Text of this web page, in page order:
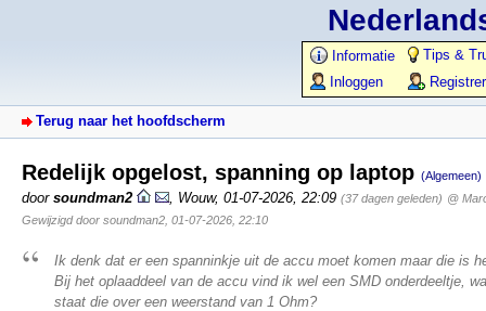
Informatie
Tips &
Inloggen
Terug naar het hoofdscherm
Redelijk opgelost, spanning op laptop (Algemeen)
door soundman2 Wouw, 01-07-2026, 22:09 (37 dagen geleden) @
Gewijzigd door soundman2, 01-07-2026, 22:10
Ik denk dat er een spanninkje uit de accu moet komen maar die is
Bij het oplaaddeel van de accu vind ik wel een SMD onderdeeltje,
staat die over een weerstand van 1 Ohm?